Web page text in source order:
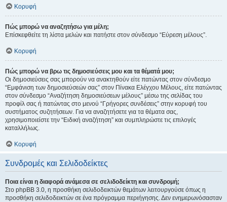
Κορυφή
Πώς μπορώ να αναζητήσω για μέλη;
Επίσκεφθείτε τη λίστα μελών και πατήστε στον σύνδεσμο “Εύρεση μέλους”.
Κορυφή
Πώς μπορώ να βρω τις δημοσιεύσεις μου και τα θέματά μου;
Οι δημοσιεύσεις σας μπορούν να ανακτηθούν είτε πατώντας στον σύνδεσμο
“Εμφάνιση των δημοσιεύσεών σας” στον Πίνακα Ελέγχου Μέλους, είτε πατώντας
στον σύνδεσμο “Αναζήτηση δημοσιεύσεων μέλους” μέσω της σελίδας του
προφίλ σας ή πατώντας στο μενού “Γρήγορες συνδέσεις” στην κορυφή του
συστήματος συζητήσεων. Για να αναζητήσετε για τα θέματα σας,
χρησιμοποιείστε την “Ειδική αναζήτηση” και συμπληρώστε τις επιλογές
καταλλήλως.
Κορυφή
Συνδρομές και Σελιδοδείκτες
Ποια είναι η διαφορά ανάμεσα σε σελιδοδείκτη και συνδρομή;
Στο phpBB 3.0, η προσθήκη σελιδοδεικτών θεμάτων λειτουργούσε όπως η
προσθήκη σελιδοδεικτών σε ένα πρόγραμμα περιήγησης. Δεν ενημερωνόσασταν